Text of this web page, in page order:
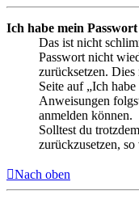
Ich habe mein Passwort
Das ist nicht
Passwort nicht
zurücksetzen.
Seite auf „Ich
Anweisungen
anmelden können.
Solltest du
zurückzusetzen,
Nach oben